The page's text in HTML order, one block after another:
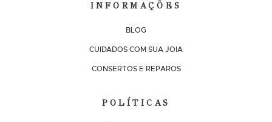
INFORMAÇÕES
BLOG
CUIDADOS COM SUA JOIA
CONSERTOS E REPAROS
POLÍTICAS